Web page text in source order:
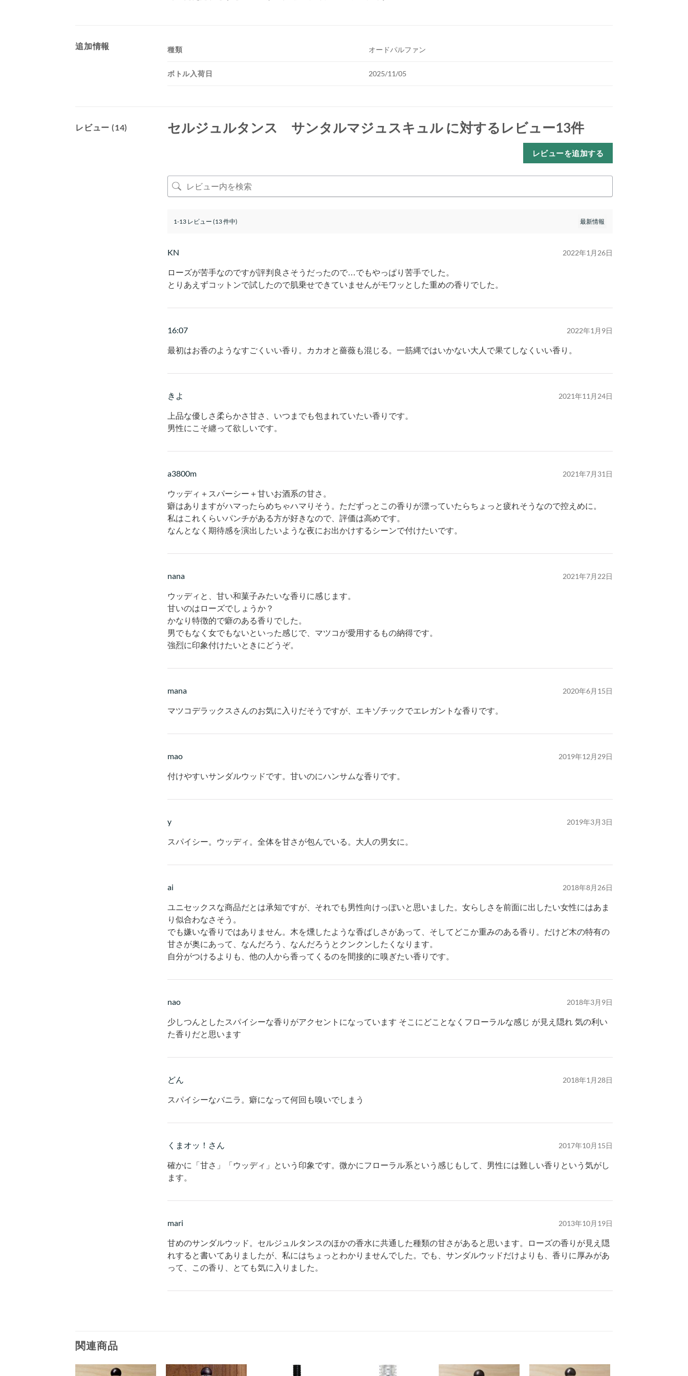
追加情報 種類 オードパルファン
ボトル入荷日 2025/11/05
レビュー (14) セルジュルタンス サンタルマジュスキュル に対するレビュー13件
レビューを追加する
1-13 レビュー (13 件中)
KN 2022年1月26日
ローズが苦手なのですが評判良さそうだったので…でもやっぱり苦手でした。
とりあえずコットンで試したので肌乗せできていませんがモワッとした重めの香りでした。
16:07 2022年1月9日
最初はお香のようなすごくいい香り。カカオと薔薇も混じる。一筋縄ではいかない大人で果てしなくいい香り。
きよ 2021年11月24日
上品な優しさ柔らかさ甘さ、いつまでも包まれていたい香りです。
男性にこそ纏って欲しいです。
a3800m 2021年7月31日
ウッディ＋スパーシー＋甘いお酒系の甘さ。
癖はありますがハマったらめちゃハマりそう。ただずっとこの香りが漂っていたらちょっと疲れそうなので控えめに。
私はこれくらいパンチがある方が好きなので、評価は高めです。
なんとなく期待感を演出したいような夜にお出かけするシーンで付けたいです。
nana 2021年7月22日
ウッディと、甘い和菓子みたいな香りに感じます。
甘いのはローズでしょうか？
かなり特徴的で癖のある香りでした。
男でもなく女でもないといった感じで、マツコが愛用するもの納得です。
強烈に印象付けたいときにどうぞ。
mana 2020年6月15日
マツコデラックスさんのお気に入りだそうですが、エキゾチックでエレガントな香りです。
mao 2019年12月29日
付けやすいサンダルウッドです。甘いのにハンサムな香りです。
y 2019年3月3日
スパイシー。ウッディ。全体を甘さが包んでいる。大人の男女に。
ai 2018年8月26日
ユニセックスな商品だとは承知ですが、それでも男性向けっぽいと思いました。女らしさを前面に出したい女性にはあま
り似合わなさそう。
でも嫌いな香りではありません。木を燻したような香ばしさがあって、そしてどこか重みのある香り。だけど木の特有の
甘さが奥にあって、なんだろう、なんだろうとクンクンしたくなります。
自分がつけるよりも、他の人から香ってくるのを間接的に嗅ぎたい香りです。
nao 2018年3月9日
少しつんとしたスパイシーな香りがアクセントになっています そこにどことなくフローラルな感じ が見え隠れ 気の利い
た香りだと思います
どん 2018年1月28日
スパイシーなバニラ。癖になって何回も嗅いでしまう
くまオッ！さん 2017年10月15日
確かに「甘さ」「ウッディ」という印象です。微かにフローラル系という感じもして、男性には難しい香りという気がし
ます。
mari 2013年10月19日
甘めのサンダルウッド。セルジュルタンスのほかの香水に共通した種類の甘さがあると思います。ローズの香りが見え隠
れすると書いてありましたが、私にはちょっとわかりませんでした。でも、サンダルウッドだけよりも、香りに厚みがあ
って、この香り、とても気に入りました。
関連商品